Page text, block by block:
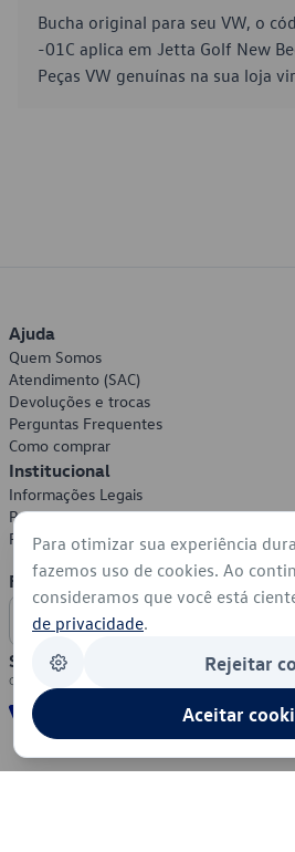
Bucha original para seu VW, o
-01C aplica em Jetta Golf New
Peças VW genuínas na sua loja
Ajuda
Quem Somos
Atendimento (SAC)
Devoluções e trocas
Perguntas Frequentes
Como comprar
Institucional
Informações Legais
Política de Privacidade
Política de Cookies
Formas de Pagamento
Segurança
Para otimizar sua experiência
fazemos uso de cookies. Ao
consideramos que você está
de privacidade.
Rejeitar
Aceitar